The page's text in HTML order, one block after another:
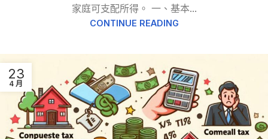
家庭可支配所得。 一、基本...
CONTINUE READING
23
4 月